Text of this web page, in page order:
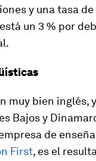
y una tasa
un 3 % por
muy bien inglés,
Bajos y
de
First, es el